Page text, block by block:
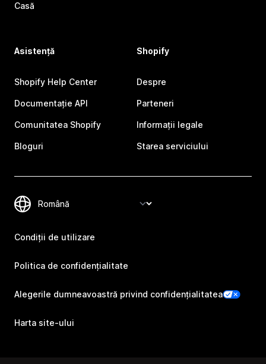
Casă
Asistență
Shopify Help Center
Documentație API
Comunitatea Shopify
Bloguri
Shopify
Despre
Parteneri
Informații legale
Starea serviciului
Condiții de utilizare
Politica de confidențialitate
Alegerile dumneavoastră privind confidențialitatea
Harta site-ului